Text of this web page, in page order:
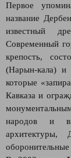
Первое
название
известный
Современный
крепость,
(Нарын-кала)
которые
Кавказа и
народов и
архитектуры,